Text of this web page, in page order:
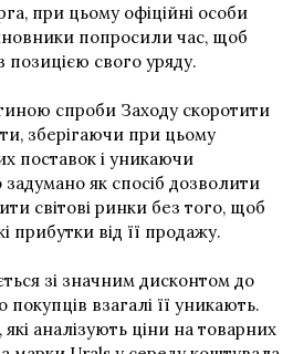
при цьому офіційні особи
попросили час, щоб
позицією свого уряду.
спроби Заходу скоротити
зберігаючи при цьому
поставок і уникаючи
як спосіб дозволити
світові ринки без того, щоб
прибутки від її продажу.
зі значним дисконтом до
взагалі її уникають.
аналізують ціни на товарних